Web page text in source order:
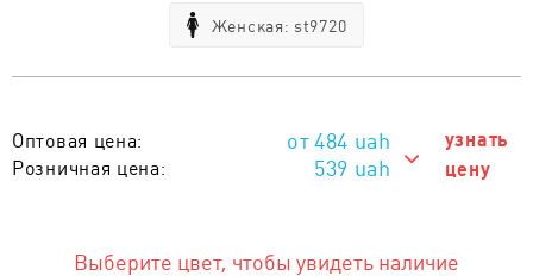
Женская: st9720
Оптовая цена: 484 uah
Розничная цена: 539 uah
Тираж от 11 шт. :
узнать
цену
Выберите цвет, чтобы увидеть наличие